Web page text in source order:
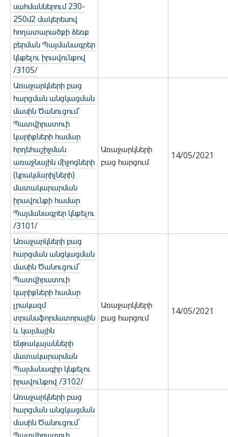
սահմաններում 230-
250մ2 մակերեսով
հողատարածքի ձեռք
բերման Պայմանագրեր
կնքելու իրավունքով
/3105/
Առաջարկների բաց
հարցման անցկացման
մասին Ծանուցում`
Պատվիրատուի
կարիքների համար
հրդեհաշիջման
առաջնային միջոցների
(կրակմարիչների)
մատակարարման
իրավունքի համար
Պայմանագրեր կնքելու
/3101/
Առաջարկների
բաց հարցում
14/05/2021
Առաջարկների բաց
հարցման անցկացման
մասին Ծանուցում`
Պատվիրատուի
կարիքների համար
լրակազմ
տրանսֆորմատորային
և կայմային
ենթակայանների
մատակարարման
Պայմանագիր կնքելու
իրավունքով /3102/
Առաջարկների
բաց հարցում
14/05/2021
Առաջարկների բաց
հարցման անցկացման
մասին Ծանուցում`